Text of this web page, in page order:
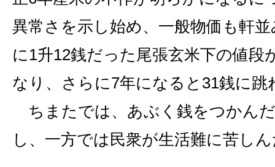
異常さを示し始め、一般物価も軒
に1升12銭だった尾張玄米下の値段
なり、さらに7年になると31銭に跳
ちまたでは、あぶく銭をつかん
し、一方では民衆が生活難に苦し